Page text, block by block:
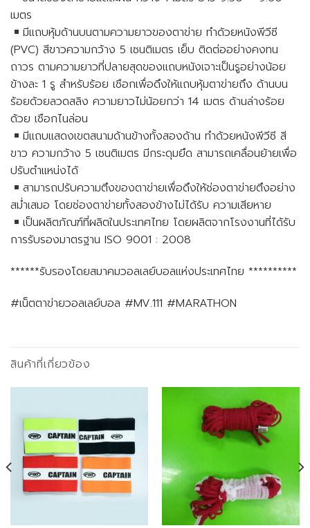
เมตร
มีแถบหุ้มด้านบนตามความยาวของตาข่าย ทําด้วยหนังพีวีซี
(PVC) สีขาวความกว้าง 5 เซนติเมตร เย็บ ติดต่ออย่างคงทน
ถาวร ตามความยาวที่ปลายสุดของแถบหนังเจาะเป็นรูอย่างน้อย
ข้างละ 1 รู สําหรับร้อย เชือกเพื่อดึงให้แถบหุ้มตาข่ายถึง ด้านบน
ร้อยด้วยลวดสลิง ความยาวไม่น้อยกว่า 14 เมตร ด้านล่างร้อย
ด้วย เชือกไนล่อน
มีแถบแสดงเขตสนามด้านข้างทั้งสองด้าน ทําด้วยหนังพีวีซี สี
ขาว ความกว้าง 5 เซนติเมตร มีกระดุมยึด สามารถเคลื่อนย้ายเพื่อ
ปรับตําแหน่งได้
สามารถปรับความตึงของตาข่ายเพื่อดึงให้ช่องตาข่ายตึงอย่าง
สม่ําเสมอ โดยช่องตาข่ายทั้งสองข้างไม่ได้รับ ความเสียหาย
เป็นผลิตภัณฑ์ที่ผลิตในประเทศไทย โดยผลิตจากโรงงานที่ได้รับ
การรับรองมาตรฐาน ISO 9001 : 2008
******รับรองโดยสมาคมวอลเลย์บอลแห่งประเทศไทย **********
#เน็ตตาข่ายวอลเลย์บอล #MV.111 #MARATHON
สินค้าที่เกี่ยวข้อง